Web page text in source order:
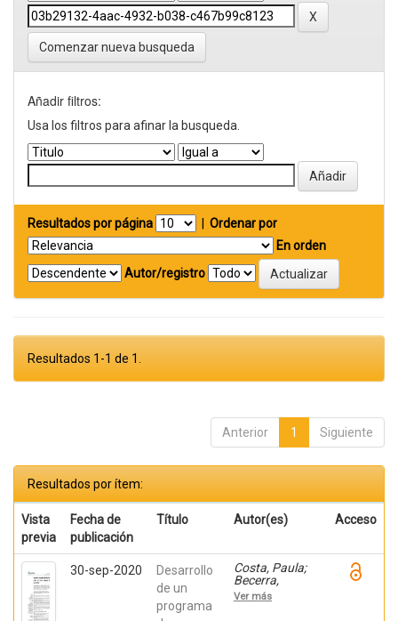
Comenzar nueva busqueda
Añadir filtros:
Usa los filtros para afinar la busqueda.
Resultados por página
Ordenar por
En orden
Autor/registro
Resultados 1-1 de 1.
Anterior 1 Siguiente
Resultados por ítem:
Vista
previa
Fecha de
publicación
Título Autor(es) Acceso
30-sep-2020
Desarrollo
de un
programa
Costa, Paula;
Becerra,
Viviana;
Becerra,
Ver más